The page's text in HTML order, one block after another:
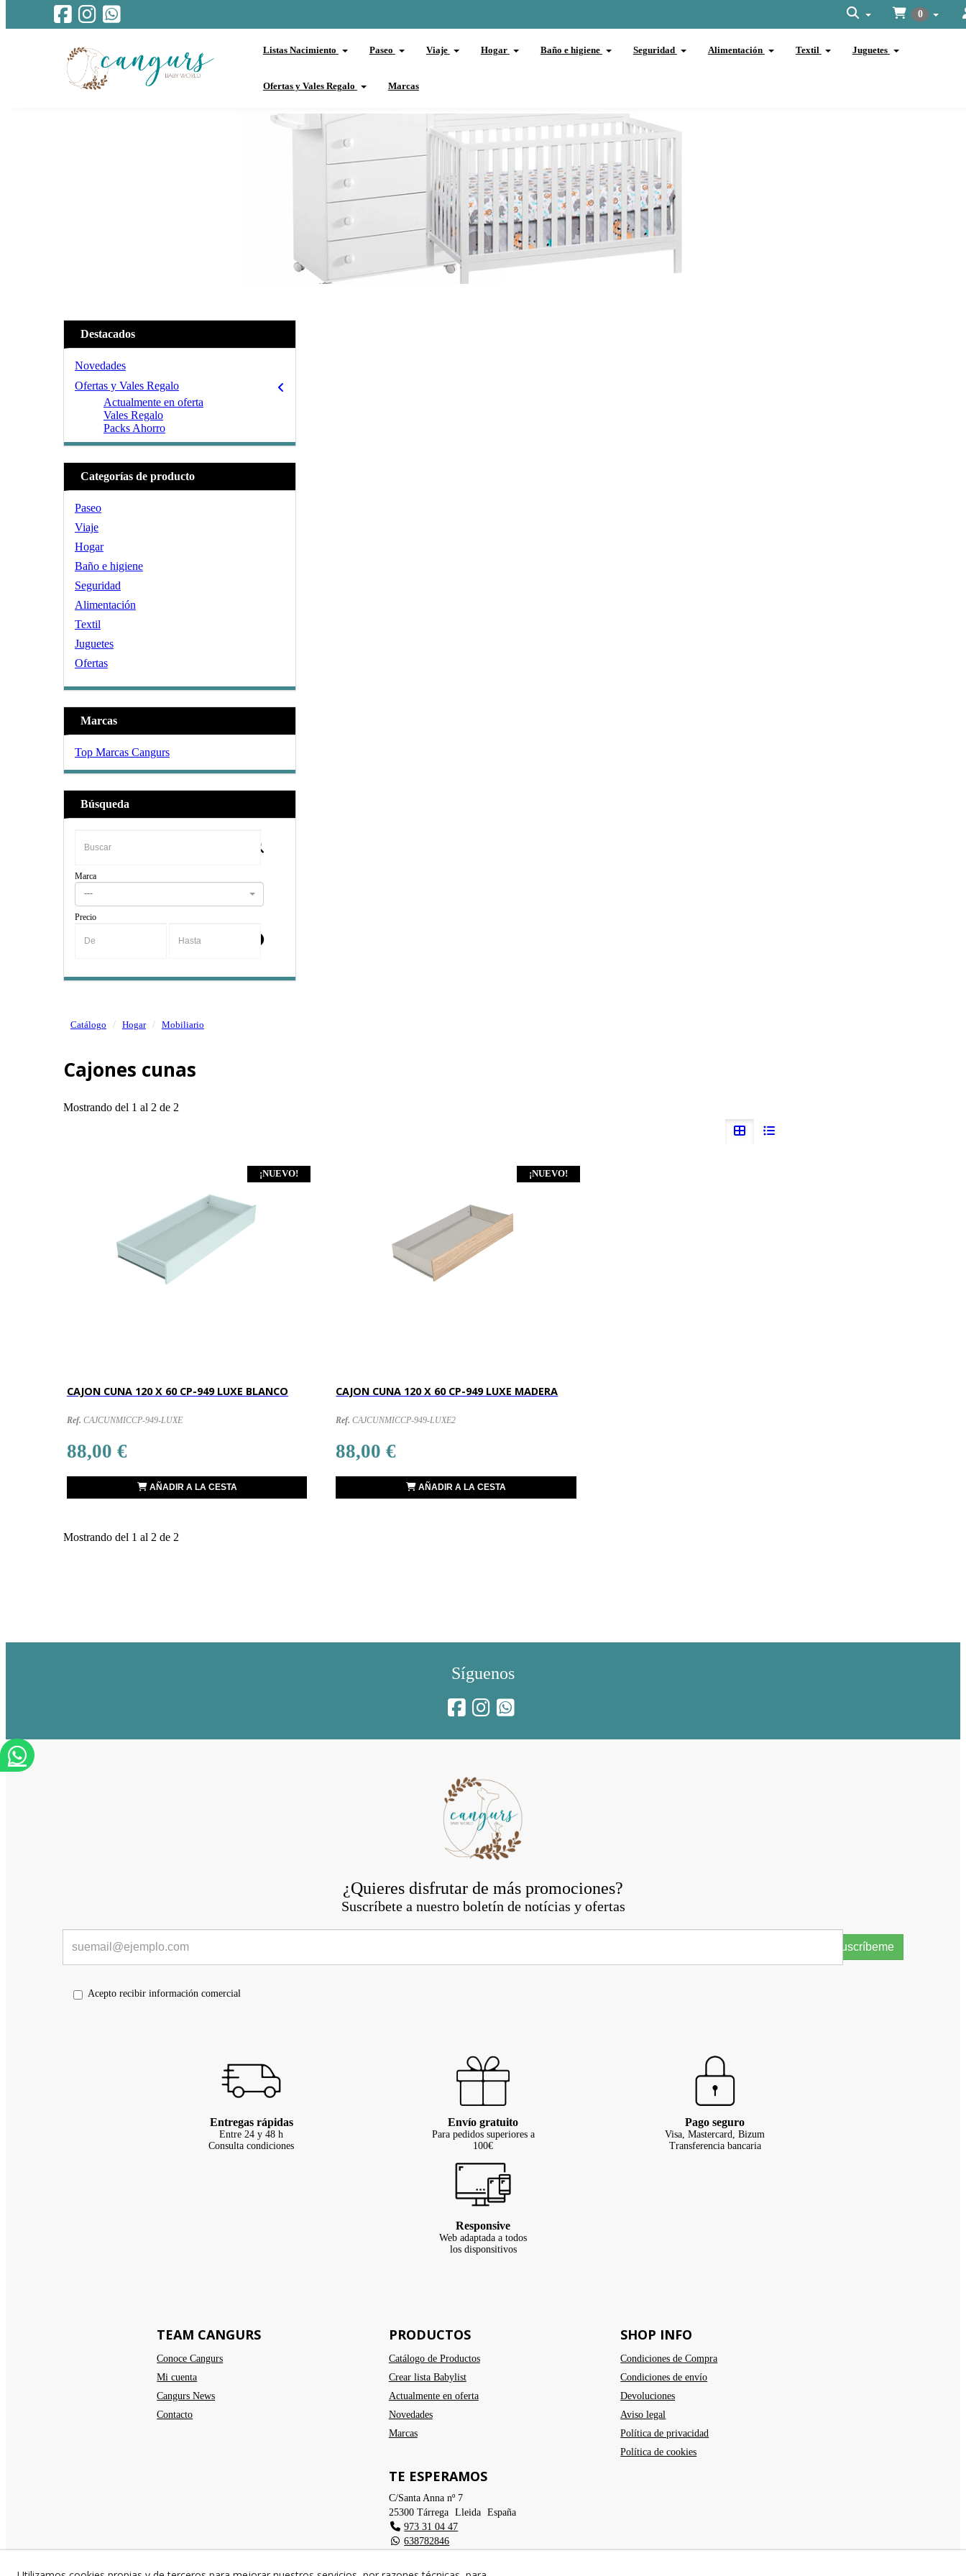
0
Listas Nacimiento Paseo Viaje Hogar Baño e higiene Seguridad Alimentación Textil Juguetes
Ofertas y Vales Regalo Marcas
Destacados
Novedades
Ofertas y Vales Regalo
Actualmente en oferta
Vales Regalo
Packs Ahorro
Categorías de producto
Paseo
Viaje
Hogar
Baño e higiene
Seguridad
Alimentación
Textil
Juguetes
Ofertas
Marcas
Top Marcas Cangurs
Búsqueda
Marca
---
Precio
Catálogo Hogar Mobiliario
Cajones cunas
Mostrando del 1 al 2 de 2
¡NUEVO!
CAJON CUNA 120 X 60 CP-949 LUXE BLANCO
Ref. CAJCUNMICCP-949-LUXE
88,00 €
AÑADIR A LA CESTA
¡NUEVO!
CAJON CUNA 120 X 60 CP-949 LUXE MADERA
Ref. CAJCUNMICCP-949-LUXE2
88,00 €
AÑADIR A LA CESTA
Mostrando del 1 al 2 de 2
Síguenos
¿Quieres disfrutar de más promociones?
Suscríbete a nuestro boletín de notícias y ofertas
Suscríbeme
Acepto recibir información comercial
Entregas rápidas
Entre 24 y 48 h
Consulta condiciones
Envío gratuito
Para pedidos superiores a
100€
Pago seguro
Visa, Mastercard, Bizum
Transferencia bancaria
Responsive
Web adaptada a todos
los disponsitivos
TEAM CANGURS
Conoce Cangurs
Mi cuenta
Cangurs News
Contacto
PRODUCTOS
Catálogo de Productos
Crear lista Babylist
Actualmente en oferta
Novedades
Marcas
SHOP INFO
Condiciones de Compra
Condiciones de envío
Devoluciones
Aviso legal
Política de privacidad
Política de cookies
TE ESPERAMOS
C/Santa Anna nº 7
25300 Tárrega( Lleida) España
973 31 04 47
638782846